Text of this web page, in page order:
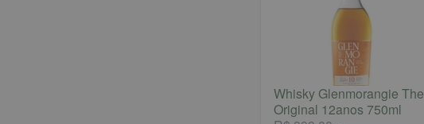
Whisky Glenmorangie The
Original 12anos 750ml